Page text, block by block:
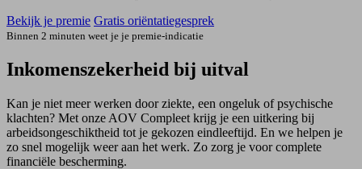
Bekijk je premie Gratis oriëntatiegesprek
Binnen 2 minuten weet je je premie-indicatie
Inkomenszekerheid bij uitval
Kan je niet meer werken door ziekte, een ongeluk of psychische
klachten? Met onze AOV Compleet krijg je een uitkering bij
arbeidsongeschiktheid tot je gekozen eindleeftijd. En we helpen je
zo snel mogelijk weer aan het werk. Zo zorg je voor complete
financiële bescherming.